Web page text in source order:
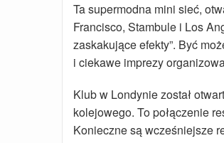
Ta supermodna mini sieć,
Francisco, Stambule i Los
zaskakujące efekty”. Być
i ciekawe imprezy
Klub w Londynie został
kolejowego. To połączenie
Konieczne są wcześniejsze